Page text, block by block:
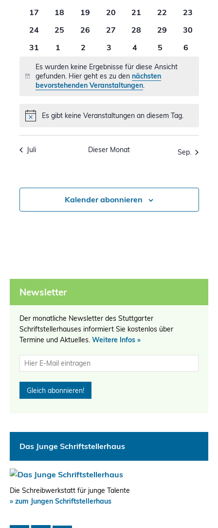
0
17
0
18
0
19
0
20
0
21
0
22
0
23
0
24
0
25
0
26
0
27
0
28
0
29
0
30
0
31
0
1
0
2
0
3
0
4
0
5
0
6
Hinweis
Es wurden keine Ergebnisse für diese Ansicht
gefunden. Hier geht es zu den nächsten
bevorstehenden Veranstaltungen.
HinweisEs gibt keine Veranstaltungen an diesem Tag.
Juli Dieser Monat Sep.
Kalender abonnieren
Newsletter
Der monatliche Newsletter des Stuttgarter
Schriftstellerhauses informiert Sie kostenlos über
Termine und Aktuelles. Weitere Infos »
Das Junge Schriftstellerhaus
Die Schreibwerkstatt für junge Talente
» zum Jungen Schriftstellerhaus